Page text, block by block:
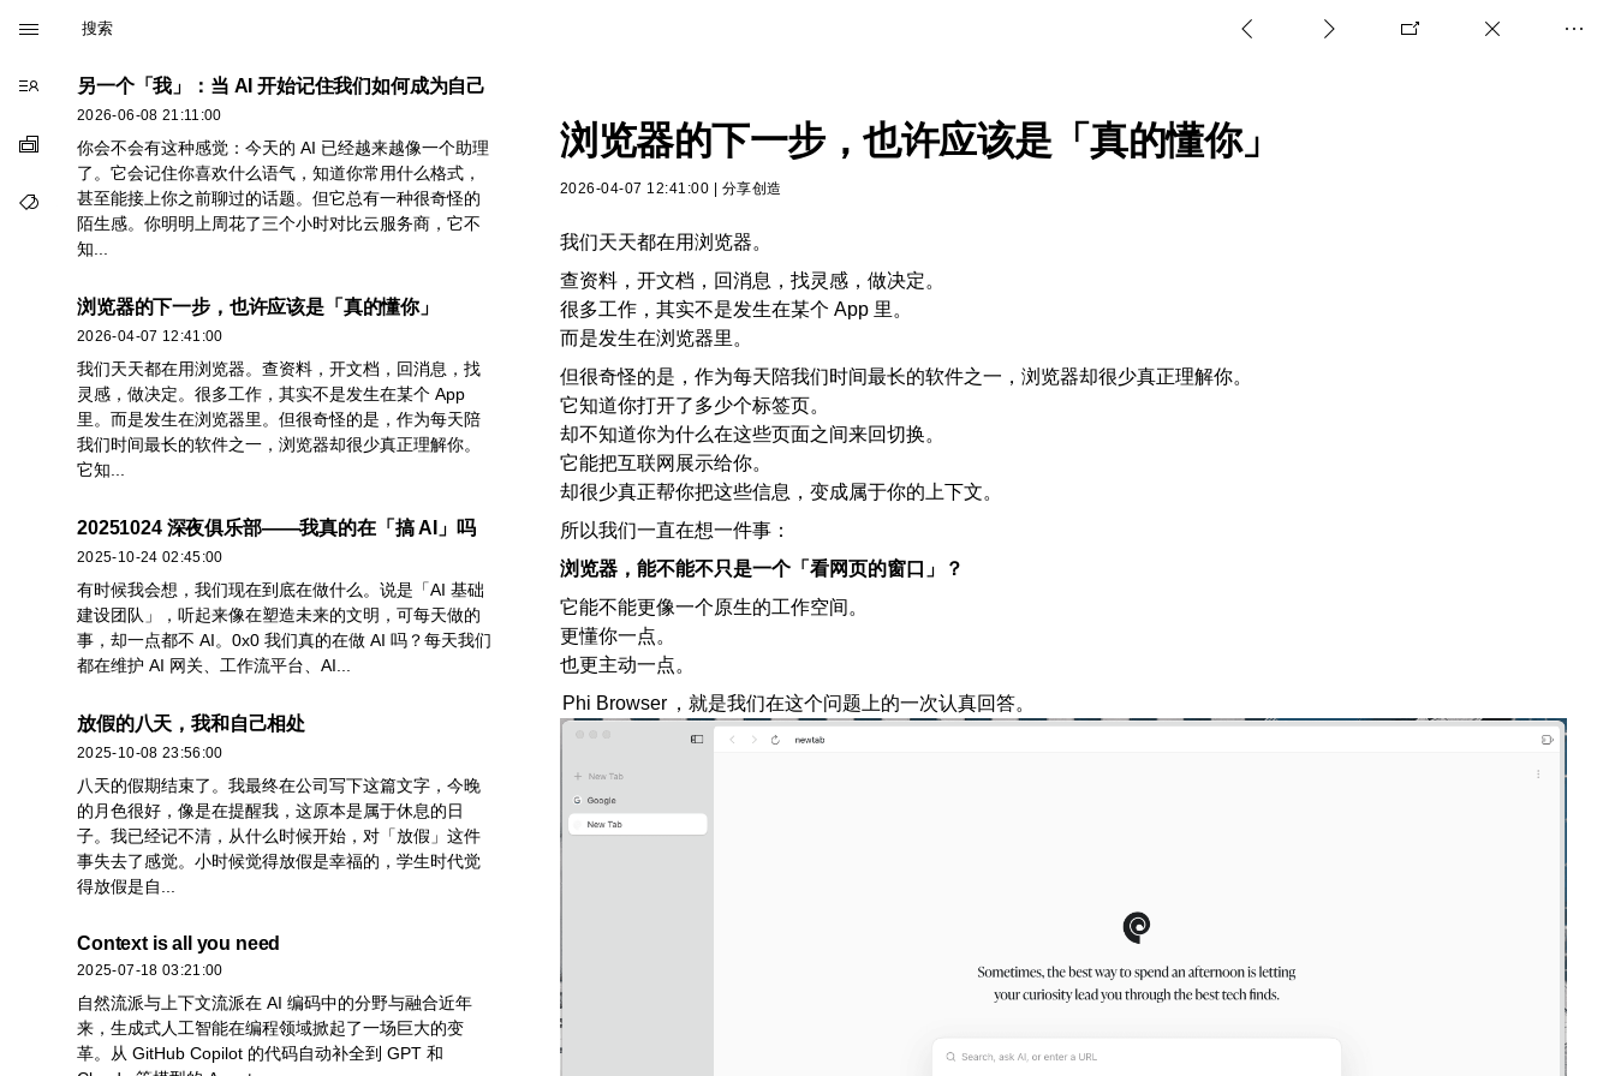

 关于我
 分类
 标签
另一个「我」：当 AI 开始记住我们如何成为自己
2026-06-08 21:11:00
你会不会有这种感觉：今天的 AI 已经越来越像一个助理
了。它会记住你喜欢什么语气，知道你常用什么格式，
甚至能接上你之前聊过的话题。但它总有一种很奇怪的
陌生感。你明明上周花了三个小时对比云服务商，它不
知...
浏览器的下一步，也许应该是「真的懂你」
2026-04-07 12:41:00
我们天天都在用浏览器。查资料，开文档，回消息，找
灵感，做决定。很多工作，其实不是发生在某个 App
里。而是发生在浏览器里。但很奇怪的是，作为每天陪
我们时间最长的软件之一，浏览器却很少真正理解你。
它知...
20251024 深夜俱乐部——我真的在「搞 AI」吗
2025-10-24 02:45:00
有时候我会想，我们现在到底在做什么。说是「AI 基础
建设团队」，听起来像在塑造未来的文明，可每天做的
事，却一点都不 AI。0x0 我们真的在做 AI 吗？每天我们
都在维护 AI 网关、工作流平台、AI...
放假的八天，我和自己相处
2025-10-08 23:56:00
八天的假期结束了。我最终在公司写下这篇文字，今晚
的月色很好，像是在提醒我，这原本是属于休息的日
子。我已经记不清，从什么时候开始，对「放假」这件
事失去了感觉。小时候觉得放假是幸福的，学生时代觉
得放假是自...
Context is all you need
2025-07-18 03:21:00
自然流派与上下文流派在 AI 编码中的分野与融合近年
来，生成式人工智能在编程领域掀起了一场巨大的变
革。从 GitHub Copilot 的代码自动补全到 GPT 和
    
浏览器的下一步，也许应该是「真的懂你」
2026-04-07 12:41:00 分享创造
我们天天都在用浏览器。
查资料，开文档，回消息，找灵感，做决定。
很多工作，其实不是发生在某个 App 里。
而是发生在浏览器里。
但很奇怪的是，作为每天陪我们时间最长的软件之一，浏览器却很少真正理解你。
它知道你打开了多少个标签页。
却不知道你为什么在这些页面之间来回切换。
它能把互联网展示给你。
却很少真正帮你把这些信息，变成属于你的上下文。
所以我们一直在想一件事：
浏览器，能不能不只是一个「看网页的窗口」？
它能不能更像一个原生的工作空间。
更懂你一点。
也更主动一点。
Phi Browser ，就是我们在这个问题上的一次认真回答。